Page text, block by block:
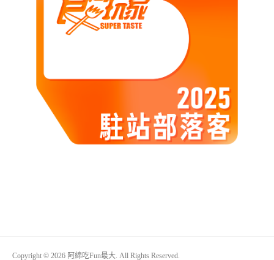
Copyright © 2026 阿綿吃Fun最大. All Rights Reserved.